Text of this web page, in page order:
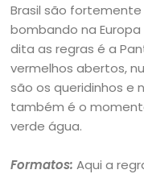
Brasil são
bombando na
dita as regras é a
vermelhos abertos,
são os queridinhos e
também é o
verde água.
Formatos: Aqui a